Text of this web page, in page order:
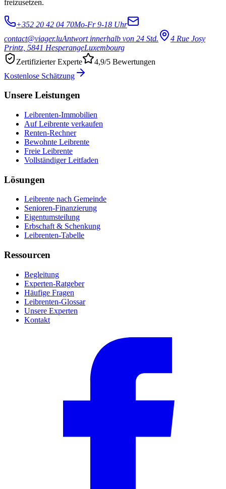
freizusetzen.
+352 20 42 04 70Mo-Fr 9-18 Uhr
contact@viager.luAntwort innerhalb von 24 Std.
4 Rue Josy
Printz, 5841 HesperangeLuxembourg
Zertifizierter Experte
4,9/5 Bewertungen
Kostenlose Schätzung
Unsere Leistungen
Leibrenten-Immobilien
Auf Leibrente verkaufen
Renten-Rechner
Bewohnte Leibrente
Freie Leibrente
Vollständiger Leitfaden
Lösungen
Leibrente nach Gemeinde
Senioren-Finanzierung
Eigentumsteilung
Erbschaft & Schenkung
Leibrenten-Tabelle
Ressourcen
Begleitung
Experten-Ratgeber
Häufige Fragen
Leibrenten-Glossar
Unsere Experten
Kontakt